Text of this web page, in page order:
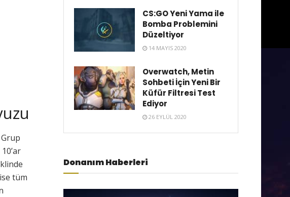
tüm
CS:GO Yeni Yama ile
Bomba Problemini
Düzeltiyor
14 MAYIS 2020
Overwatch, Metin
Sohbeti İçin Yeni Bir
Küfür Filtresi Test
Ediyor
26 EYLÜL 2020
Donanım Haberleri